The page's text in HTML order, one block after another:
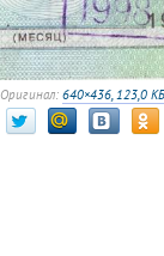
Оригинал: 640×436, 123,0 КБ